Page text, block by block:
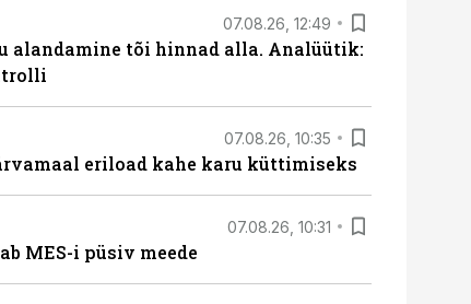
07.08.26, 12:49
alandamine tõi hinnad alla. Analüütik:
07.08.26, 10:35
eriload kahe karu küttimiseks
07.08.26, 10:31
MES-i püsiv meede